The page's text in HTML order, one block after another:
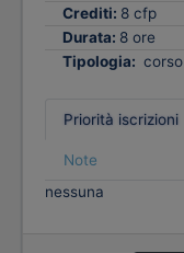
Crediti: 8 cfp
Durata: 8 ore
Tipologia: corso
Priorità iscrizioni
Note
nessuna